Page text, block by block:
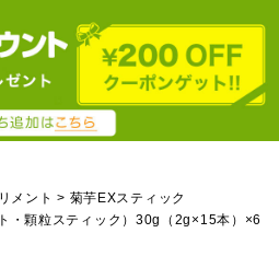
メント
菊芋EXスティック
・顆粒スティック）30g（2g×15本）×6